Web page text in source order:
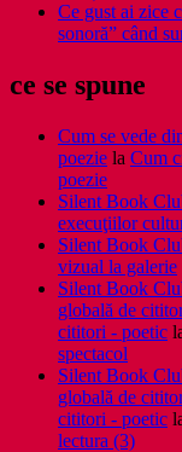
Ce gust ai zice
sonoră” când
ce se spune
Cum se vede
poezie la Cum
poezie
Silent Book
execuţiilor
Silent Book
vizual la galerie
Silent Book
globală de
cititori - poetic
spectacol
Silent Book
globală de
cititori - poetic
lectura (3)